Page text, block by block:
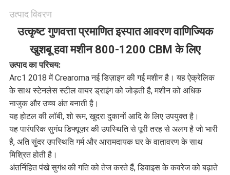
साइटमैप
गोपनीयता
नीति
उत्पाद विवरण
उत्कृष्ट गुणवत्ता प्रमाणित इस्पात आवरण वाणिज्यिक
खुशबू हवा मशीन 800-1200 CBM के लिए
उत्पाद का परिचय:
Arc1 2018 में Crearoma नई डिज़ाइन की गई मशीन है। यह ऐक्रेलिक
के साथ स्टेनलेस स्टील वायर ड्राइंग को जोड़ती है, मशीन को अधिक
नाजुक और उच्च अंत बनाती है।
यह होटल की लॉबी, शो रूम, खुदरा दुकानों आदि के लिए उपयुक्त है।
यह पारंपरिक सुगंध डिफ्यूज़र की उपस्थिति से पूरी तरह से अलग है जो भारी
है, अति सुंदर उपस्थिति गर्म और आरामदायक घर के वातावरण के साथ
मिश्रित होती है।
अंतर्निहित पंखे सुगंध की गति को तेज करते हैं, डिवाइस के कवरेज को बढ़ाते